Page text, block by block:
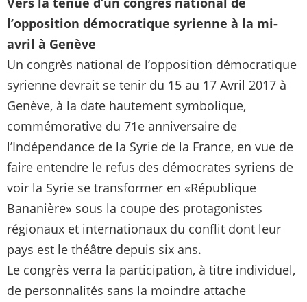
l’opposition démocratique syrienne à la mi-
avril à Genève
Un congrès national de l’opposition démocratique
syrienne devrait se tenir du 15 au 17 Avril 2017 à
Genève, à la date hautement symbolique,
commémorative du 71e anniversaire de
l’Indépendance de la Syrie de la France, en vue de
faire entendre le refus des démocrates syriens de
voir la Syrie se transformer en «République
Bananière» sous la coupe des protagonistes
régionaux et internationaux du conflit dont leur
pays est le théâtre depuis six ans.
Le congrès verra la participation, à titre individuel,
de personnalités sans la moindre attache